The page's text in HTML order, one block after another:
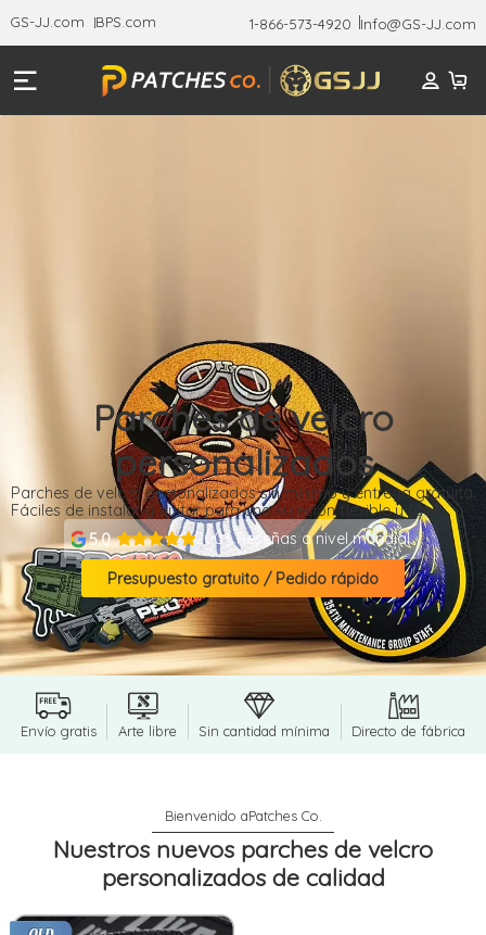
GS-JJ.com BPS.com 1-866-573-4920 Info@GS-JJ.com
Parches de velcro
personalizados
Parches de velcro personalizados sin mínimo y entrega gratuita.
Fáciles de instalar y quitar para una sujeción flexible y fácil.
5.0
200+ Reseñas a nivel mundial
Presupuesto gratuito / Pedido rápido
Envío gratis Arte libre Sin cantidad mínima Directo de fábrica
Nuestros nuevos parches de velcro
personalizados de calidad